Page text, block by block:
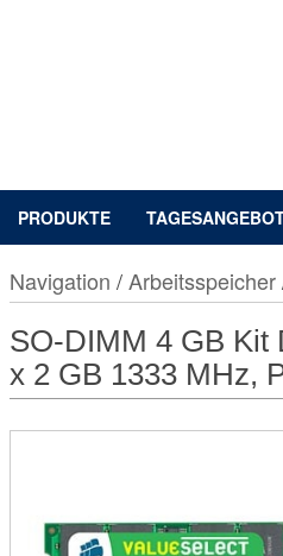
PRODUKTE
Navigation /Arbeitsspeicher
SO-DIMM 4 GB Kit
x 2 GB 1333 MHz,